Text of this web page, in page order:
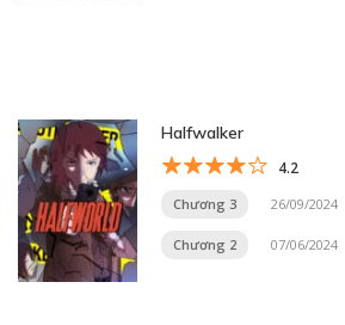
Halfwalker
4.2
Chương 3 26/09/2024
Chương 2 07/06/2024